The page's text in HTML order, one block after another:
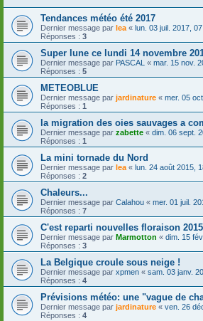
Tendances météo été 2017
Dernier message par lea« lun. 03 juil. 2017,
Réponses : 3
Super lune ce lundi 14 novembre
Dernier message par PASCAL « mar. 15 nov.
Réponses : 5
METEOBLUE
Dernier message par jardinature « mer. 05
Réponses : 1
la migration des oies sauvages a
Dernier message par zabette « dim. 06 sept.
Réponses : 1
La mini tornade du Nord
Dernier message par lea« lun. 24 août 2015,
Réponses : 2
Chaleurs...
Dernier message par Calahou « mer. 01 juil.
Réponses : 7
C'est reparti nouvelles floraison
Dernier message par Marmotton « dim. 15
Réponses : 3
La Belgique croule sous neige !
Dernier message par xpmen « sam. 03 janv.
Réponses : 4
Prévisions météo: une "vague de
Dernier message par jardinature « ven. 26
Réponses : 4